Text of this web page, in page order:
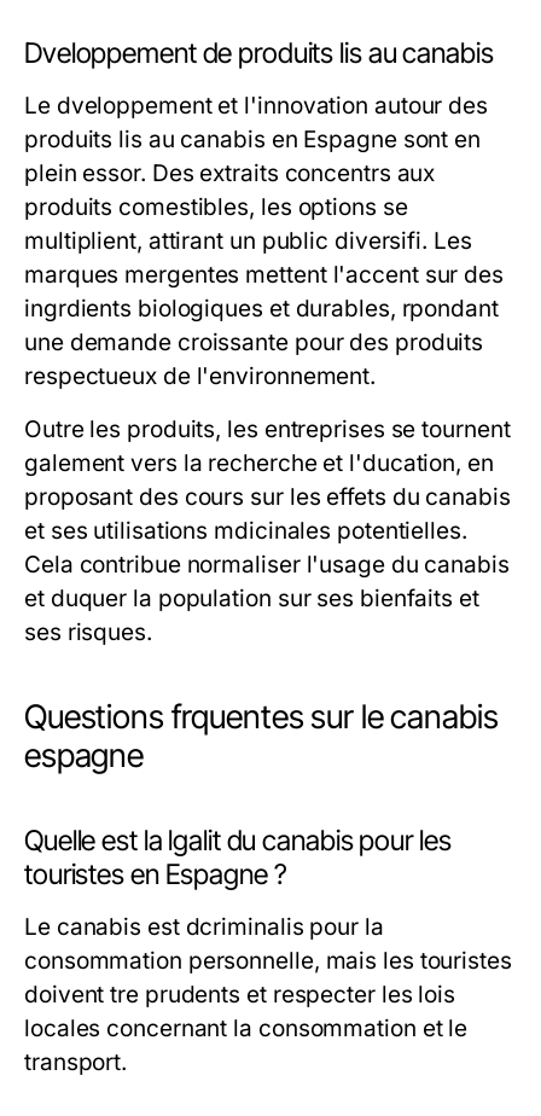
Dveloppement de produits lis au canabis
Le dveloppement et l'innovation autour des
produits lis au canabis en Espagne sont en
plein essor. Des extraits concentrs aux
produits comestibles, les options se
multiplient, attirant un public diversifi. Les
marques mergentes mettent l'accent sur des
ingrdients biologiques et durables, rpondant
une demande croissante pour des produits
respectueux de l'environnement.
Outre les produits, les entreprises se tournent
galement vers la recherche et l'ducation, en
proposant des cours sur les effets du canabis
et ses utilisations mdicinales potentielles.
Cela contribue normaliser l'usage du canabis
et duquer la population sur ses bienfaits et
ses risques.
Questions frquentes sur le canabis
espagne
Quelle est la lgalit du canabis pour les
touristes en Espagne ?
Le canabis est dcriminalis pour la
consommation personnelle, mais les touristes
doivent tre prudents et respecter les lois
locales concernant la consommation et le
transport.